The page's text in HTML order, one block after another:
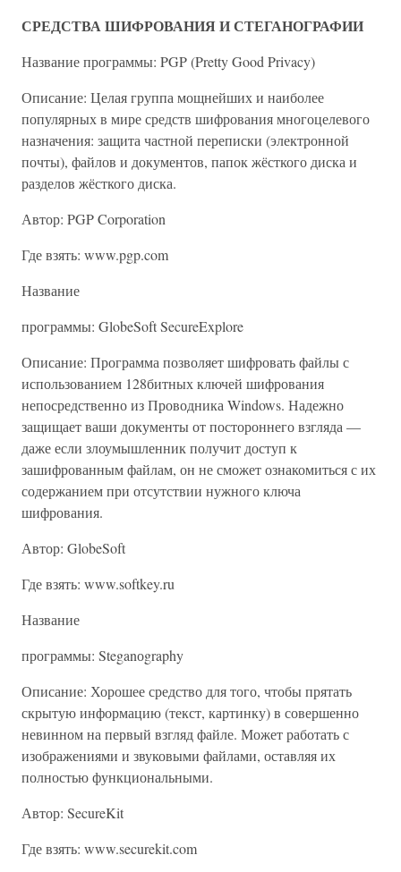
СРЕДСТВА ШИФРОВАНИЯ И СТЕГАНОГРАФИИ
Название программы: PGP (Pretty Good Privacy)
Описание: Целая группа мощнейших и наиболее
популярных в мире средств шифрования многоцелевого
назначения: защита частной переписки (электронной
почты), файлов и документов, папок жёсткого диска и
разделов жёсткого диска.
Автор: PGP Corporation
Где взять: www.pgp.com
Название
программы: GlobeSoft SecureExplore
Описание: Программа позволяет шифровать файлы с
использованием 128­битных ключей шифрования
непосредственно из Проводника Windows. Надежно
защищает ваши документы от постороннего взгляда —
даже если злоумышленник получит доступ к
зашифрованным файлам, он не сможет ознакомиться с их
содержанием при отсутствии нужного ключа
шифрования.
Автор: GlobeSoft
Где взять: www.softkey.ru
Название
программы: Steganоgraphy
Описание: Хорошее средство для того, чтобы прятать
скрытую информацию (текст, картинку) в совершенно
невинном на первый взгляд файле. Может работать с
изображениями и звуковыми файлами, оставляя их
полностью функциональными.
Автор: SecureKit
Где взять: www.securekit.com